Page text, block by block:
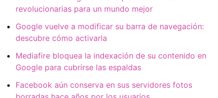
revolucionarias para un mundo mejor
Google vuelve a modificar su barra de navegación:
descubre cómo activarla
Mediafire bloquea la indexación de su contenido en
Google para cubrirse las espaldas
Facebook aún conserva en sus servidores fotos